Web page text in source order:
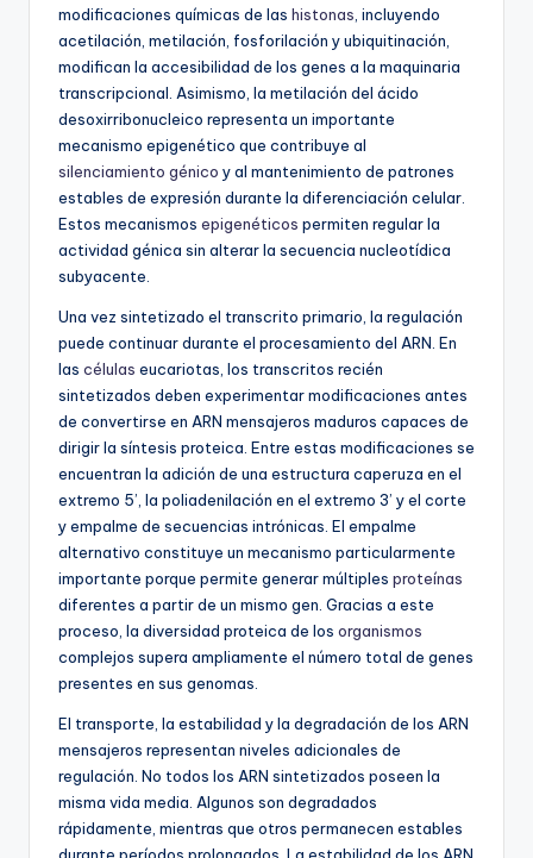
modificaciones químicas de las histonas , incluyendo
acetilación, metilación, fosforilación y ubiquitinación,
modifican la accesibilidad de los genes a la maquinaria
transcripcional. Asimismo, la metilación del ácido
desoxirribonucleico representa un importante
mecanismo epigenético que contribuye al
silenciamiento génico y al mantenimiento de patrones
estables de expresión durante la diferenciación celular.
Estos mecanismos epigenéticos permiten regular la
actividad génica sin alterar la secuencia nucleotídica
subyacente.
Una vez sintetizado el transcrito primario, la regulación
puede continuar durante el procesamiento del ARN. En
las células eucariotas, los transcritos recién
sintetizados deben experimentar modificaciones antes
de convertirse en ARN mensajeros maduros capaces de
dirigir la síntesis proteica. Entre estas modificaciones se
encuentran la adición de una estructura caperuza en el
extremo 5’, la poliadenilación en el extremo 3’ y el corte
y empalme de secuencias intrónicas. El empalme
alternativo constituye un mecanismo particularmente
importante porque permite generar múltiples proteínas
diferentes a partir de un mismo gen. Gracias a este
proceso, la diversidad proteica de los organismos
complejos supera ampliamente el número total de genes
presentes en sus genomas.
El transporte, la estabilidad y la degradación de los ARN
mensajeros representan niveles adicionales de
regulación. No todos los ARN sintetizados poseen la
misma vida media. Algunos son degradados
rápidamente, mientras que otros permanecen estables